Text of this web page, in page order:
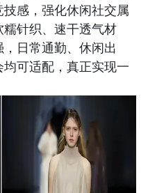
感，强化休闲社交属
针织、速干透气材
日常通勤、休闲出
可适配，真正实现一